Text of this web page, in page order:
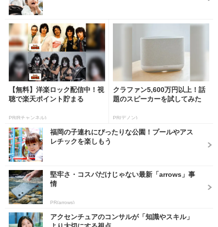
【無料】洋楽ロック配信中！視
聴で楽天ポイント貯まる
PR(Rチャンネル)
クラファン5,600万円以上！話
題のスピーカーを試してみた
PR(デノン)
福岡の子連れにぴったりな公園！プールやアス
レチックを楽しもう
堅牢さ・コスパだけじゃない最新「arrows」事
情
PR(arrows)
アクセンチュアのコンサルが「知識やスキル」